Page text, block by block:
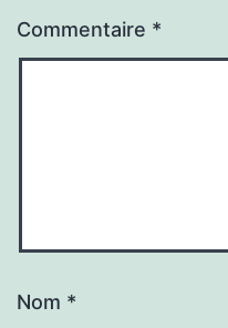
Commentaire *
Nom *